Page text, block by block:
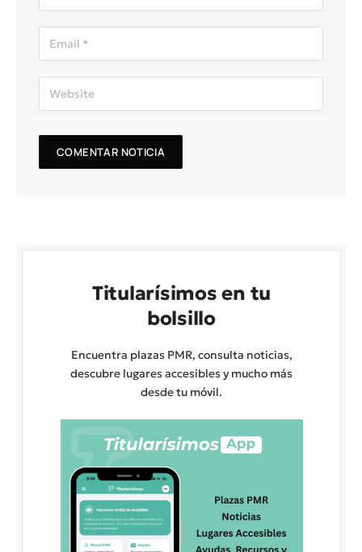
Titularísimos en tu
bolsillo
Encuentra plazas PMR, consulta noticias,
descubre lugares accesibles y mucho más
desde tu móvil.